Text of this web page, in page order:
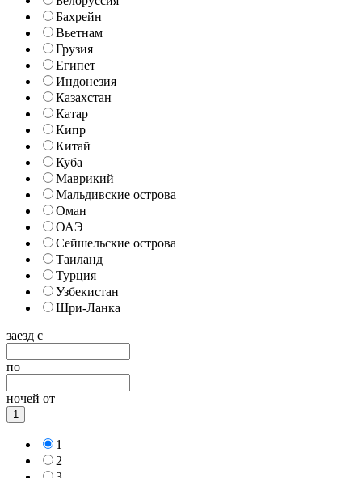
Бахрейн
Вьетнам
Грузия
Египет
Индонезия
Казахстан
Катар
Кипр
Китай
Куба
Маврикий
Мальдивские острова
Оман
ОАЭ
Сейшельские острова
Таиланд
Турция
Узбекистан
Шри-Ланка
заезд с
по
ночей от
1
1
2